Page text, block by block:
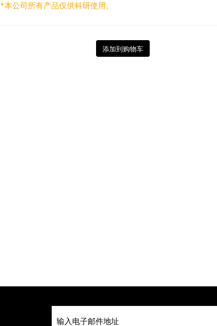
*本公司所有产品仅供科研使用。
添加到购物车